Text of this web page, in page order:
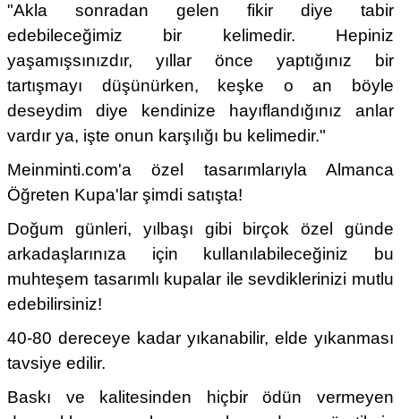
"Akla sonradan gelen fikir diye tabir
edebileceğimiz bir kelimedir. Hepiniz
yaşamışsınızdır, yıllar önce yaptığınız bir
tartışmayı düşünürken, keşke o an böyle
deseydim diye kendinize hayıflandığınız anlar
vardır ya, işte onun karşılığı bu kelimedir."
Meinminti.com'a özel tasarımlarıyla Almanca
Öğreten Kupa'lar şimdi satışta!
Doğum günleri, yılbaşı gibi birçok özel günde
arkadaşlarınıza için kullanılabileceğiniz bu
muhteşem tasarımlı kupalar ile sevdiklerinizi mutlu
edebilirsiniz!
40-80 dereceye kadar yıkanabilir, elde yıkanması
tavsiye edilir.
Baskı ve kalitesinden hiçbir ödün vermeyen